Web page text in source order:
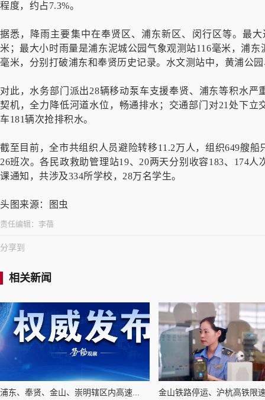
程度，约占7.3%。
据悉，降雨主要集中在奉贤区、浦东新区、闵行区等。最
米；最大小时雨量是浦东泥城公园气象观测站116毫米，浦
毫米，分别打破浦东和奉贤历史记录。水文测站中，黄浦公
对此，水务部门派出28辆移动泵车支援奉贤、浦东等积水
契机，全力降低河道水位，畅通排水；交通部门对21处下
车181辆次抢排积水。
截至目前，全市共组织人员避险转移11.2万人，组织649艘
26班次。各民政救助管理站19、20两天分别收容183、174
课通知，共涉及334所学校，28万名学生。
头图来源：图虫
责任编辑： 李蓓
分享到
相关新闻
浦东、奉贤、金山、崇明辖区内高速... 金山铁路停运、沪杭高铁限